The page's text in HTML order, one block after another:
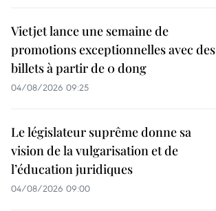
Vietjet lance une semaine de
promotions exceptionnelles avec des
billets à partir de 0 dong
04/08/2026 09:25
Le législateur suprême donne sa
vision de la vulgarisation et de
l’éducation juridiques
04/08/2026 09:00